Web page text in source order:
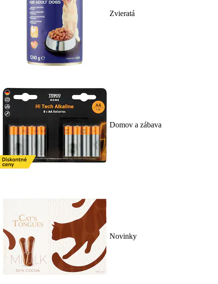
Zvieratá
Domov a zábava
Novinky